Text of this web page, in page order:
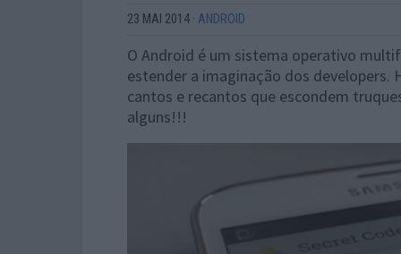
23 MAI 2014 · ANDROID
O Android é um sistema operativo
estender a imaginação dos developers.
cantos e recantos que escondem
alguns!!!